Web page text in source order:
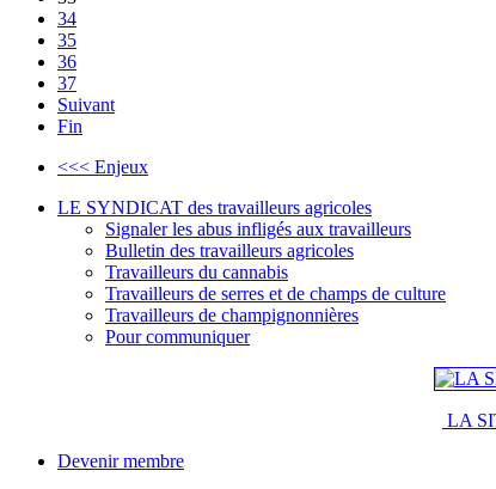
34
35
36
37
Suivant
Fin
<<< Enjeux
LE SYNDICAT des travailleurs agricoles
Signaler les abus infligés aux travailleurs
Bulletin des travailleurs agricoles
Travailleurs du cannabis
Travailleurs de serres et de champs de culture
Travailleurs de champignonnières
Pour communiquer
LA
Devenir membre